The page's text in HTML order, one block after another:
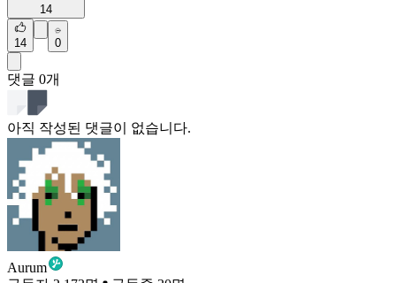
14
14 0
댓글 0개
아직 작성된 댓글이 없습니다.
Aurum